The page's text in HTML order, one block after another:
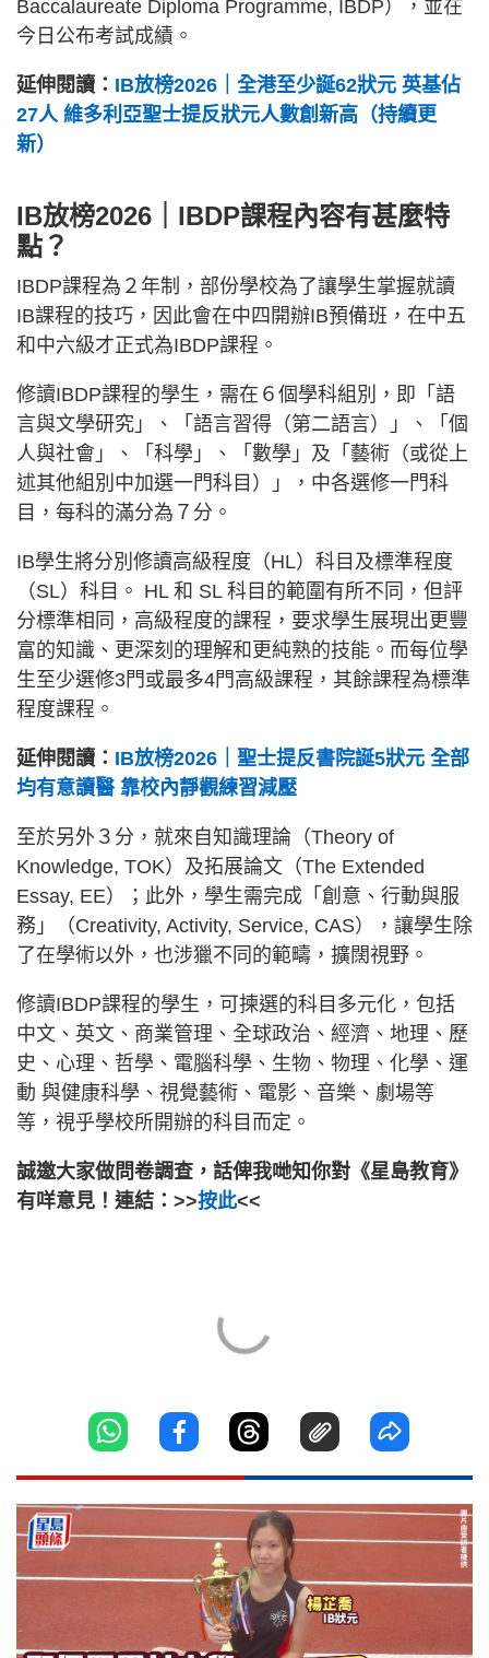
Baccalaureate Diploma Programme, IBDP），並在
今日公布考試成績。
延伸閱讀： IB放榜2026｜全港至少誕62狀元 英基佔
27人 維多利亞聖士提反狀元人數創新高（持續更
新）
IB放榜2026｜IBDP課程內容有甚麼特
點？
IBDP課程為２年制，部份學校為了讓學生掌握就讀
IB課程的技巧，因此會在中四開辦IB預備班，在中五
和中六級才正式為IBDP課程。
修讀IBDP課程的學生，需在６個學科組別，即「語
言與文學研究」、「語言習得（第二語言）」、「個
人與社會」、「科學」、「數學」及「藝術（或從上
述其他組別中加選一門科目）」，中各選修一門科
目，每科的滿分為７分。
IB學生將分別修讀高級程度（HL）科目及標準程度
（SL）科目。 HL 和 SL 科目的範圍有所不同，但評
分標準相同，高級程度的課程，要求學生展現出更豐
富的知識、更深刻的理解和更純熟的技能。而每位學
生至少選修3門或最多4門高級課程，其餘課程為標準
程度課程。
延伸閱讀： IB放榜2026｜聖士提反書院誕5狀元 全部
均有意讀醫 靠校內靜觀練習減壓
至於另外３分，就來自知識理論（Theory of
Knowledge, TOK）及拓展論文（The Extended
Essay, EE）；此外，學生需完成「創意、行動與服
務」（Creativity, Activity, Service, CAS），讓學生除
了在學術以外，也涉獵不同的範疇，擴闊視野。
修讀IBDP課程的學生，可揀選的科目多元化，包括
中文、英文、商業管理、全球政治、經濟、地理、歷
史、心理、哲學、電腦科學、生物、物理、化學、運
動 與健康科學、視覺藝術、電影、音樂、劇場等
等，視乎學校所開辦的科目而定。
誠邀大家做問卷調查，話俾我哋知你對《星島教育》
有咩意見！連結：>>按此<<